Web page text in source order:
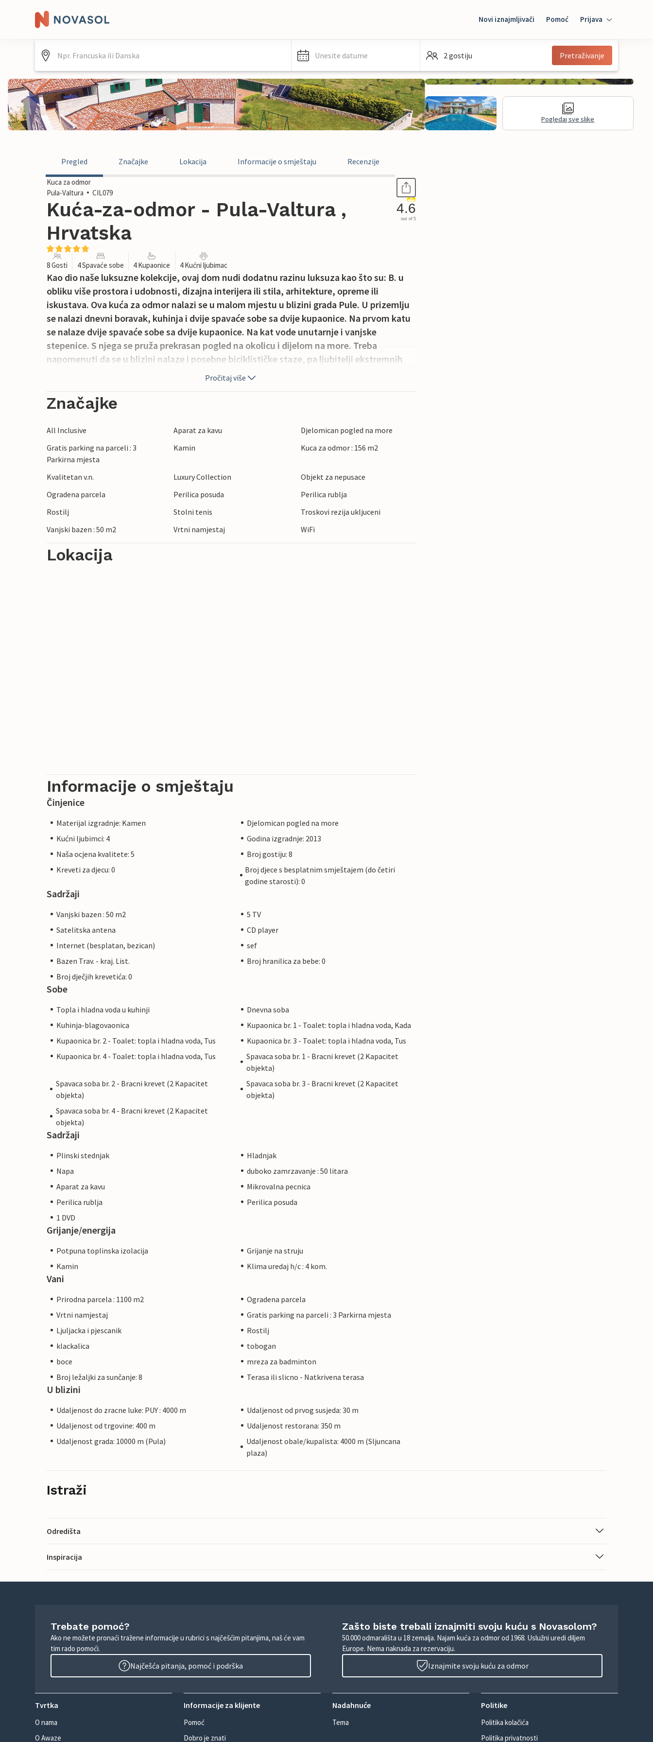
Novi iznajmljivači Pomoć Prijava
Mybooking
Unesite datume 2 gostiju Pretraživanje
Pogledaj sve slike
Pregled Značajke Lokacija Informacije o smještaju Recenzije
Kuca za odmor
Pula-Valtura
CIL079
Kuća-za-odmor - Pula-Valtura ,
Hrvatska
4.6
out of 5
8 Gosti 4 Spavaće sobe 4 Kupaonice 4 Kućni ljubimac
Kao dio naše luksuzne kolekcije, ovaj dom nudi dodatnu razinu luksuza kao što su: B. u
obliku više prostora i udobnosti, dizajna interijera ili stila, arhitekture, opreme ili
iskustava. Ova kuća za odmor nalazi se u malom mjestu u blizini grada Pule. U prizemlju
se nalazi dnevni boravak, kuhinja i dvije spavaće sobe sa dvije kupaonice. Na prvom katu
se nalaze dvije spavaće sobe sa dvije kupaonice. Na kat vode unutarnje i vanjske
stepenice. S njega se pruža prekrasan pogled na okolicu i dijelom na more. Treba
napomenuti da se u blizini nalaze i posebne biciklističke staze, pa ljubitelji ekstremnih
sportova ovdje itekako mogu dobiti snagu. Osvježenje u vrućim danima možete pronaći u
velikom bazenu, a djeca se mogu zabaviti igrajući se toboganom, klackalicom i
ljuljačkom. Kuća je dobra baza za izlete. Posjetite rimske ruševine u Puli, kupališta u
Šišanu i okolici te slikovita mjesta u središnjoj Istri, a sve to na relativno maloj
udaljenosti od Valture. Ljetne večeri završite ugodno na terasi s prijateljima ili obitelji uz
Pročitaj više
Značajke
All Inclusive Aparat za kavu
Djelomican pogled na more
Gratis parking na parceli : 3
Parkirna mjesta
Kamin Kuca za odmor : 156 m2
Kvalitetan v.n. Luxury Collection
Objekt za nepusace
Ogradena parcela
Perilica posuda
Perilica rublja
Rostilj
Stolni tenis
Troskovi rezija ukljuceni
Vanjski bazen : 50 m2
Vrtni namjestaj WiFi
Lokacija
Informacije o smještaju
Činjenice
Materijal izgradnje: Kamen
Djelomican pogled na more
Kućni ljubimci: 4
Godina izgradnje: 2013
Naša ocjena kvalitete: 5
Broj gostiju: 8
Kreveti za djecu: 0
Broj djece s besplatnim smještajem (do četiri
godine starosti): 0
Sadržaji
Vanjski bazen : 50 m2
5 TV
Satelitska antena
CD player
Internet (besplatan, bezican)
sef
Bazen Trav. - kraj. List.
Broj hranilica za bebe: 0
Broj dječjih krevetića: 0
Sobe
Topla i hladna voda u kuhinji
Dnevna soba
Kuhinja-blagovaonica
Kupaonica br. 1 - Toalet: topla i hladna voda, Kada
Kupaonica br. 2 - Toalet: topla i hladna voda, Tus
Kupaonica br. 3 - Toalet: topla i hladna voda, Tus
Kupaonica br. 4 - Toalet: topla i hladna voda, Tus
Spavaca soba br. 1 - Bracni krevet (2 Kapacitet
objekta)
Spavaca soba br. 2 - Bracni krevet (2 Kapacitet
objekta)
Spavaca soba br. 3 - Bracni krevet (2 Kapacitet
objekta)
Spavaca soba br. 4 - Bracni krevet (2 Kapacitet
objekta)
Sadržaji
Plinski stednjak
Hladnjak
Napa
duboko zamrzavanje : 50 litara
Aparat za kavu
Mikrovalna pecnica
Perilica rublja
Perilica posuda
1 DVD
Grijanje/energija
Potpuna toplinska izolacija
Grijanje na struju
Kamin
Klima uredaj h/c : 4 kom.
Vani
Prirodna parcela : 1100 m2
Ogradena parcela
Vrtni namjestaj
Gratis parking na parceli : 3 Parkirna mjesta
Ljuljacka i pjescanik
Rostilj
klackalica
tobogan
boce
mreza za badminton
Broj ležaljki za sunčanje: 8
Terasa ili slicno - Natkrivena terasa
U blizini
Udaljenost do zracne luke: PUY : 4000 m
Udaljenost od prvog susjeda: 30 m
Udaljenost od trgovine: 400 m
Udaljenost restorana: 350 m
Udaljenost grada: 10000 m (Pula)
Udaljenost obale/kupalista: 4000 m (Sljuncana
plaza)
Istraži
Odredišta
Inspiracija
Trebate pomoć?
Ako ne možete pronaći tražene informacije u rubrici s najčešćim pitanjima, naš će vam
tim rado pomoći.
Najčešća pitanja, pomoć i podrška
Zašto biste trebali iznajmiti svoju kuću s Novasolom?
50.000 odmarališta u 18 zemalja. Najam kuća za odmor od 1968. Uslužni uredi diljem
Europe. Nema naknada za rezervaciju.
Iznajmite svoju kuću za odmor
Tvrtka
O nama
O Awaze
Informacije za klijente
Pomoć
Dobro je znati
Nadahnuće
Tema
Politike
Politika kolačića
Politika privatnosti